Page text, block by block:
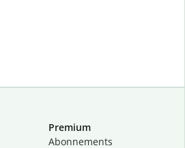
Premium
Abon­ne­ments